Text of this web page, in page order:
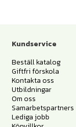
Kundservice
Beställ katalog
Giftfri förskola
Kontakta oss
Utbildningar
Om oss
Samarbetspartners
Lediga jobb